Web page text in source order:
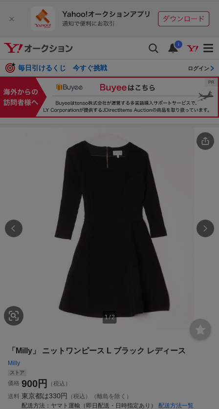
i
毎日引けるくじ 今すぐ挑戦 ログイン
1/2
「Milly」 ニットワンピース L ブラック レディース
Milly
ストア
価格 900円
（税込）
送料 東京都は330円
（税込）（離島を除く）
配送方法
ヤマト運輸（即日配送・日時指定あり）
配送方法一覧